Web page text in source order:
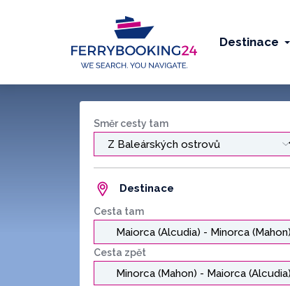
Destinace
Směr cesty tam
Destinace
Cesta tam
Cesta zpět